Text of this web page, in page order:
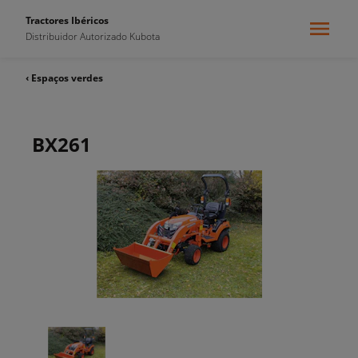
Tractores Ibéricos
Distribuidor Autorizado Kubota
‹ Espaços verdes
BX261